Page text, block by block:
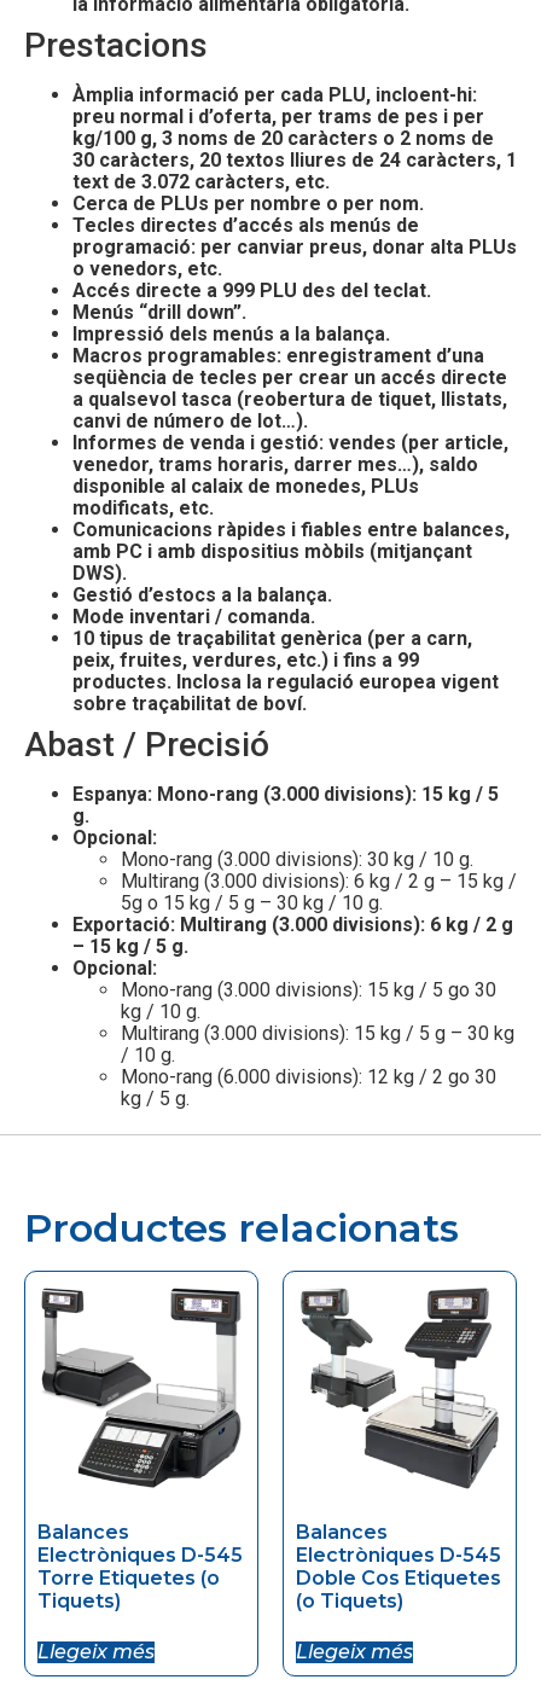
Prestacions
Àmplia informació per cada PLU, incloent-hi:
preu normal i d’oferta, per trams de pes i per
kg/100 g, 3 noms de 20 caràcters o 2 noms de
30 caràcters, 20 textos lliures de 24 caràcters, 1
text de 3.072 caràcters, etc.
Cerca de PLUs per nombre o per nom.
Tecles directes d’accés als menús de
programació: per canviar preus, donar alta PLUs
o venedors, etc.
Accés directe a 999 PLU des del teclat.
Menús “drill down”.
Impressió dels menús a la balança.
Macros programables: enregistrament d’una
seqüència de tecles per crear un accés directe
a qualsevol tasca (reobertura de tiquet, llistats,
canvi de número de lot…).
Informes de venda i gestió: vendes (per article,
venedor, trams horaris, darrer mes…), saldo
disponible al calaix de monedes, PLUs
modificats, etc.
Comunicacions ràpides i fiables entre balances,
amb PC i amb dispositius mòbils (mitjançant
DWS).
Gestió d’estocs a la balança.
Mode inventari / comanda.
10 tipus de traçabilitat genèrica (per a carn,
peix, fruites, verdures, etc.) i fins a 99
productes. Inclosa la regulació europea vigent
sobre traçabilitat de boví.
Abast / Precisió
Espanya: Mono-rang (3.000 divisions): 15 kg / 5
g.
Opcional:
Mono-rang (3.000 divisions): 30 kg / 10 g.
Multirang (3.000 divisions): 6 kg / 2 g – 15 kg /
5g o 15 kg / 5 g – 30 kg / 10 g.
Exportació: Multirang (3.000 divisions): 6 kg / 2 g
– 15 kg / 5 g.
Opcional:
Mono-rang (3.000 divisions): 15 kg / 5 go 30
kg / 10 g.
Multirang (3.000 divisions): 15 kg / 5 g – 30 kg
/ 10 g.
Mono-rang (6.000 divisions): 12 kg / 2 go 30
kg / 5 g.
Productes relacionats
Balances
Electròniques D-545
Torre Etiquetes (o
Tiquets)
Llegeix més
Balances
Electròniques D-545
Doble Cos Etiquetes
(o Tiquets)
Llegeix més